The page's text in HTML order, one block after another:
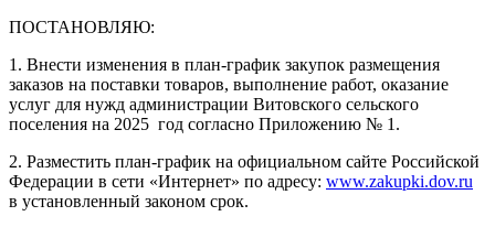
ПОСТАНОВЛЯЮ:
1. Внести изменения в план-график закупок размещения
заказов на поставки товаров, выполнение работ, оказание
услуг для нужд администрации Витовского сельского
поселения на 2025 год согласно Приложению № 1.
2. Разместить план-график на официальном сайте Российской
Федерации в сети «Интернет» по адресу: www.zakupki.dov.ru
в установленный законом срок.